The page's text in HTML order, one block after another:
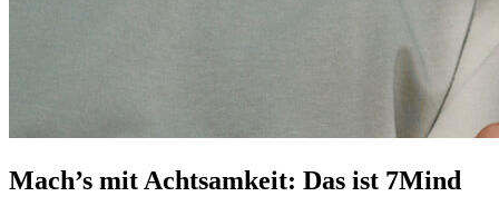
Mach’s mit Achtsamkeit: Das ist 7Mind